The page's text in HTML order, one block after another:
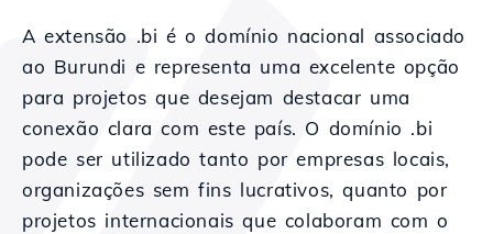
A extensão .bi é o domínio nacional associado
ao Burundi e representa uma excelente opção
para projetos que desejam destacar uma
conexão clara com este país. O domínio .bi
pode ser utilizado tanto por empresas locais,
organizações sem fins lucrativos, quanto por
projetos internacionais que colaboram com o